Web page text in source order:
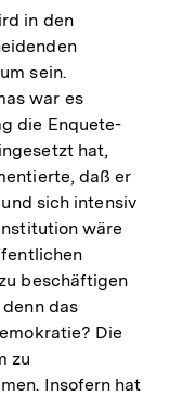
in den
sein.
war es
die Enquete-
hat,
daß er
sich intensiv
wäre
beschäftigen
das
Die
zu
Insofern hat